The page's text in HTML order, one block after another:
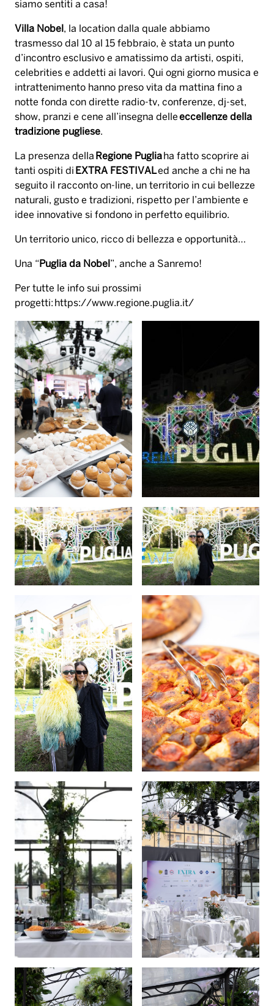
siamo sentiti a casa!
Villa Nobel , la location dalla quale abbiamo
trasmesso dal 10 al 15 febbraio, è stata un punto
d’incontro esclusivo e amatissimo da artisti, ospiti,
celebrities e addetti ai lavori. Qui ogni giorno musica e
intrattenimento hanno preso vita da mattina fino a
notte fonda con dirette radio-tv, conferenze, dj-set,
show, pranzi e cene all’insegna delle eccellenze della
tradizione pugliese.
La presenza della Regione Puglia ha fatto scoprire ai
tanti ospiti di EXTRA FESTIVALed anche a chi ne ha
seguito il racconto on-line, un territorio in cui bellezze
naturali, gusto e tradizioni, rispetto per l’ambiente e
idee innovative si fondono in perfetto equilibrio.
Un territorio unico, ricco di bellezza e opportunità…
Una “ Puglia da Nobel ”, anche a Sanremo!
Per tutte le info sui prossimi
progetti: https://www.regione.puglia.it/